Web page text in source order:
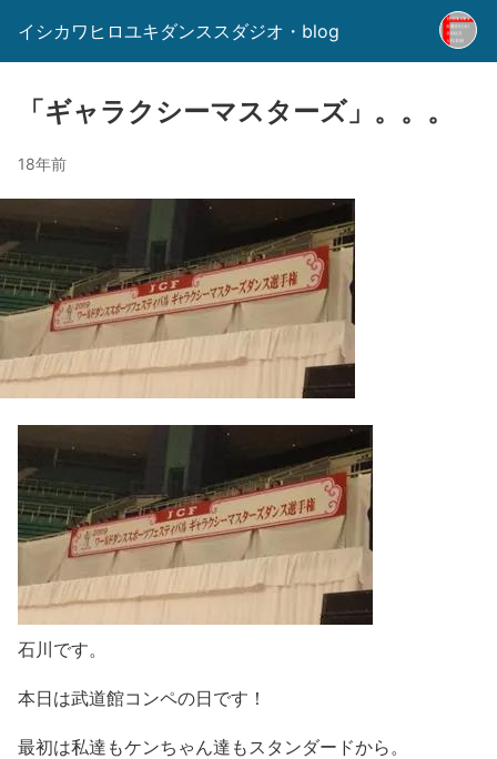
イシカワヒロユキダンススダジオ・blog
「ギャラクシーマスターズ」。。。
18年前
石川です。
本日は武道館コンペの日です！
最初は私達もケンちゃん達もスタンダードから。